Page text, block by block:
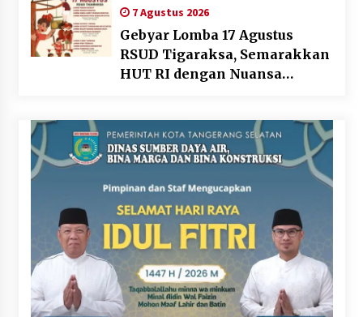
7 Agustus 2026
Gebyar Lomba 17 Agustus
RSUD Tigaraksa, Semarakkan
HUT RI dengan Nuansa